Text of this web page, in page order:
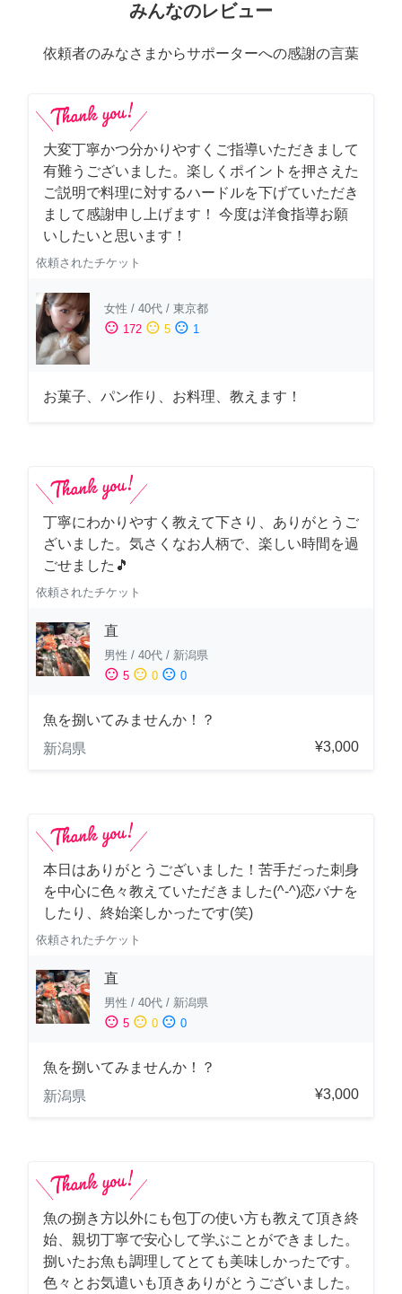
みんなのレビュー
依頼者のみなさまからサポーターへの感謝の言葉
大変丁寧かつ分かりやすくご指導いただきまして
有難うございました。楽しくポイントを押さえた
ご説明で料理に対するハードルを下げていただき
まして感謝申し上げます！ 今度は洋食指導お願
いしたいと思います！
依頼されたチケット
女性 / 40代 / 東京都
sentiment_satisfied 172 sentiment_neutral 5 sentiment_dissatisfied 1
お菓子、パン作り、お料理、教えます！
丁寧にわかりやすく教えて下さり、ありがとうご
ざいました。気さくなお人柄で、楽しい時間を過
ごせました🎵
依頼されたチケット
直
男性 / 40代 / 新潟県
sentiment_satisfied 5 sentiment_neutral 0 sentiment_dissatisfied 0
魚を捌いてみませんか！？
新潟県
¥3,000
本日はありがとうございました！苦手だった刺身
を中心に色々教えていただきました(^-^)恋バナを
したり、終始楽しかったです(笑)
依頼されたチケット
直
男性 / 40代 / 新潟県
sentiment_satisfied 5 sentiment_neutral 0 sentiment_dissatisfied 0
魚を捌いてみませんか！？
新潟県
¥3,000
魚の捌き方以外にも包丁の使い方も教えて頂き終
始、親切丁寧で安心して学ぶことができました。
捌いたお魚も調理してとても美味しかったです。
色々とお気遣いも頂きありがとうございました。